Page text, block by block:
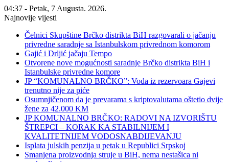
04:37 - Petak, 7 Augusta. 2026.
Najnovije vijesti
Čelnici Skupštine Brčko distrikta BiH razgovarali o jačanju
privredne saradnje sa Istanbulskom privrednom komorom
Gajić i Drljić jačaju Tempo
Otvorene nove mogućnosti saradnje Brčko distrikta BiH i
Istanbulske privredne komore
JP “KOMUNALNO BRČKO”: Voda iz rezervoara Gajevi
trenutno nije za piće
Osumnjičenom da je prevarama s kriptovalutama oštetio dvije
žene za 42.000 KM
JP KOMUNALNO BRČKO: RADOVI NA IZVORIŠTU
ŠTREPCI – KORAK KA STABILNIJEM I
KVALITETNIJEM VODOSNABDIJEVANJU
Isplata julskih penzija u petak u Republici Srpskoj
Smanjena proizvodnja struje u BiH, nema nestašica ni